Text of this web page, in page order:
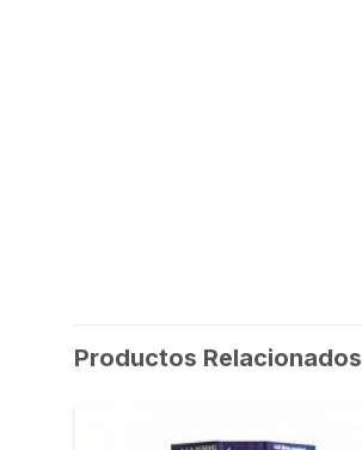
Productos Relacionados